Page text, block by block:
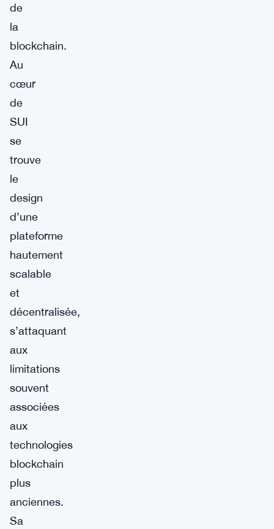
de
la
blockchain.
Au
cœur
de
SUI
se
trouve
le
design
d’une
plateforme
hautement
scalable
et
décentralisée,
s’attaquant
aux
limitations
souvent
associées
aux
technologies
blockchain
plus
anciennes.
Sa